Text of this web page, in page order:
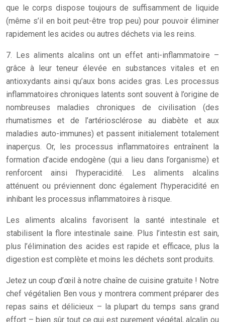
que le corps dispose toujours de suffisamment de liquide
(même s’il en boit peut-être trop peu) pour pouvoir éliminer
rapidement les acides ou autres déchets via les reins.
7. Les aliments alcalins ont un effet anti-inflammatoire –
grâce à leur teneur élevée en substances vitales et en
antioxydants ainsi qu’aux bons acides gras. Les processus
inflammatoires chroniques latents sont souvent à l’origine de
nombreuses maladies chroniques de civilisation (des
rhumatismes et de l’artériosclérose au diabète et aux
maladies auto-immunes) et passent initialement totalement
inaperçus. Or, les processus inflammatoires entraînent la
formation d’acide endogène (qui a lieu dans l’organisme) et
renforcent ainsi l’hyperacidité. Les aliments alcalins
atténuent ou préviennent donc également l’hyperacidité en
inhibant les processus inflammatoires à risque.
Les aliments alcalins favorisent la santé intestinale et
stabilisent la flore intestinale saine. Plus l’intestin est sain,
plus l’élimination des acides est rapide et efficace, plus la
digestion est complète et moins les déchets sont produits.
Jetez un coup d’œil à notre chaîne de cuisine gratuite ! Notre
chef végétalien Ben vous y montrera comment préparer des
repas sains et délicieux – la plupart du temps sans grand
effort – bien sûr tout ce qui est purement végétal, alcalin ou